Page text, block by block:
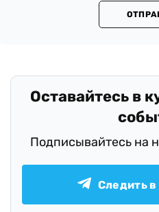
Оставайтесь в
Подписывайтесь на
Следить